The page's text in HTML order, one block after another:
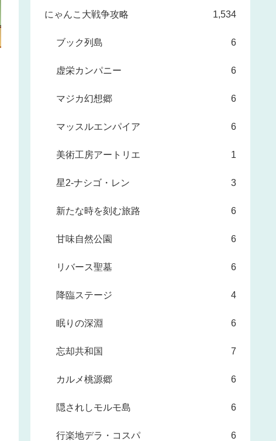
にゃんこ大戦争攻略 1,534
ブック列島 6
虚栄カンパニー 6
マジカ幻想郷 6
マッスルエンパイア 6
美術工房アートリエ 1
星2-ナシゴ・レン 3
新たな時を刻む旅路 6
甘味自然公園 6
リバース聖墓 6
降臨ステージ 4
眠りの深淵 6
忘却共和国 7
カルメ桃源郷 6
隠されしモルモ島 6
行楽地デラ・コスパ 6